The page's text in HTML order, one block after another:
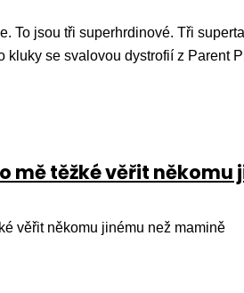
To jsou tři superhrdinové. Tři
kluky se svalovou dystrofií z Parent
mě těžké věřit někomu
věřit někomu jinému než mamině